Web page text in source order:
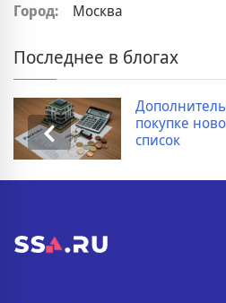
Город: Москва
Последнее в блогах
покупке
список